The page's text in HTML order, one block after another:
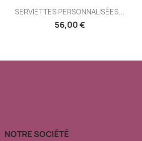
Aperçu rapide
SERVIETTES PERSONNALISÉES...
56,00 €
NOTRE SOCIÉTÉ